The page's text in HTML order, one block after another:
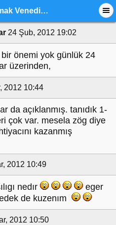
Nestle Damak Venedik Tatili Kazananlar
24 Şub, 2012 19:02
önemi yok günlük 24
üzerinden,
2012 10:44
da açıklanmış. tanıdık 1-
çok var. mesela zög diye
kazanmış
2012 10:49
nedır
eger
de kuzenım
2012 10:50